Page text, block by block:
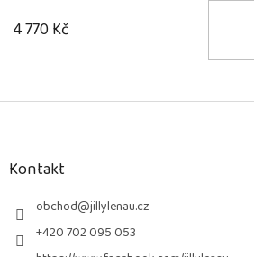
4 770 Kč
Z
Kontakt
obchod@jillylenau.cz
+420 702 095 053